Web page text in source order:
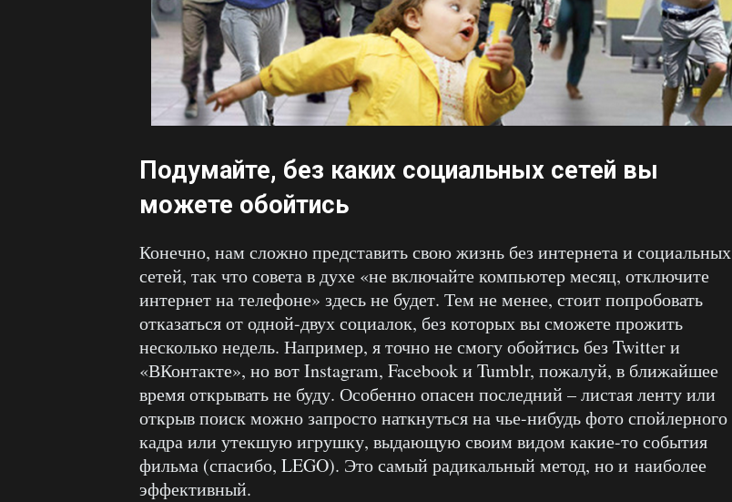
Подумайте, без каких социальных сетей вы
можете обойтись
Конечно, нам сложно представить свою жизнь без интернета и социальных
сетей, так что совета в духе «не включайте компьютер месяц, отключите
интернет на телефоне» здесь не будет. Тем не менее, стоит попробовать
отказаться от одной-двух социалок, без которых вы сможете прожить
несколько недель. Например, я точно не смогу обойтись без Twitter и
«ВКонтакте», но вот Instagram, Facebook и Tumblr, пожалуй, в ближайшее
время открывать не буду. Особенно опасен последний – листая ленту или
открыв поиск можно запросто наткнуться на чье-нибудь фото спойлерного
кадра или утекшую игрушку, выдающую своим видом какие-то события
фильма (спасибо, LEGO). Это самый радикальный метод, но и наиболее
эффективный.